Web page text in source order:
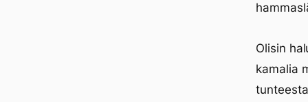
Olisin
kamalia